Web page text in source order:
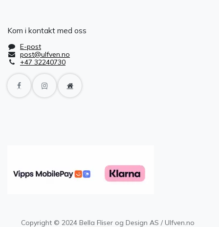
Kom i kontakt med oss
E-post
post@ulfven.no
+47 32240730
Copyright © 2024 Bella Fliser og Design AS / Ulfven.no